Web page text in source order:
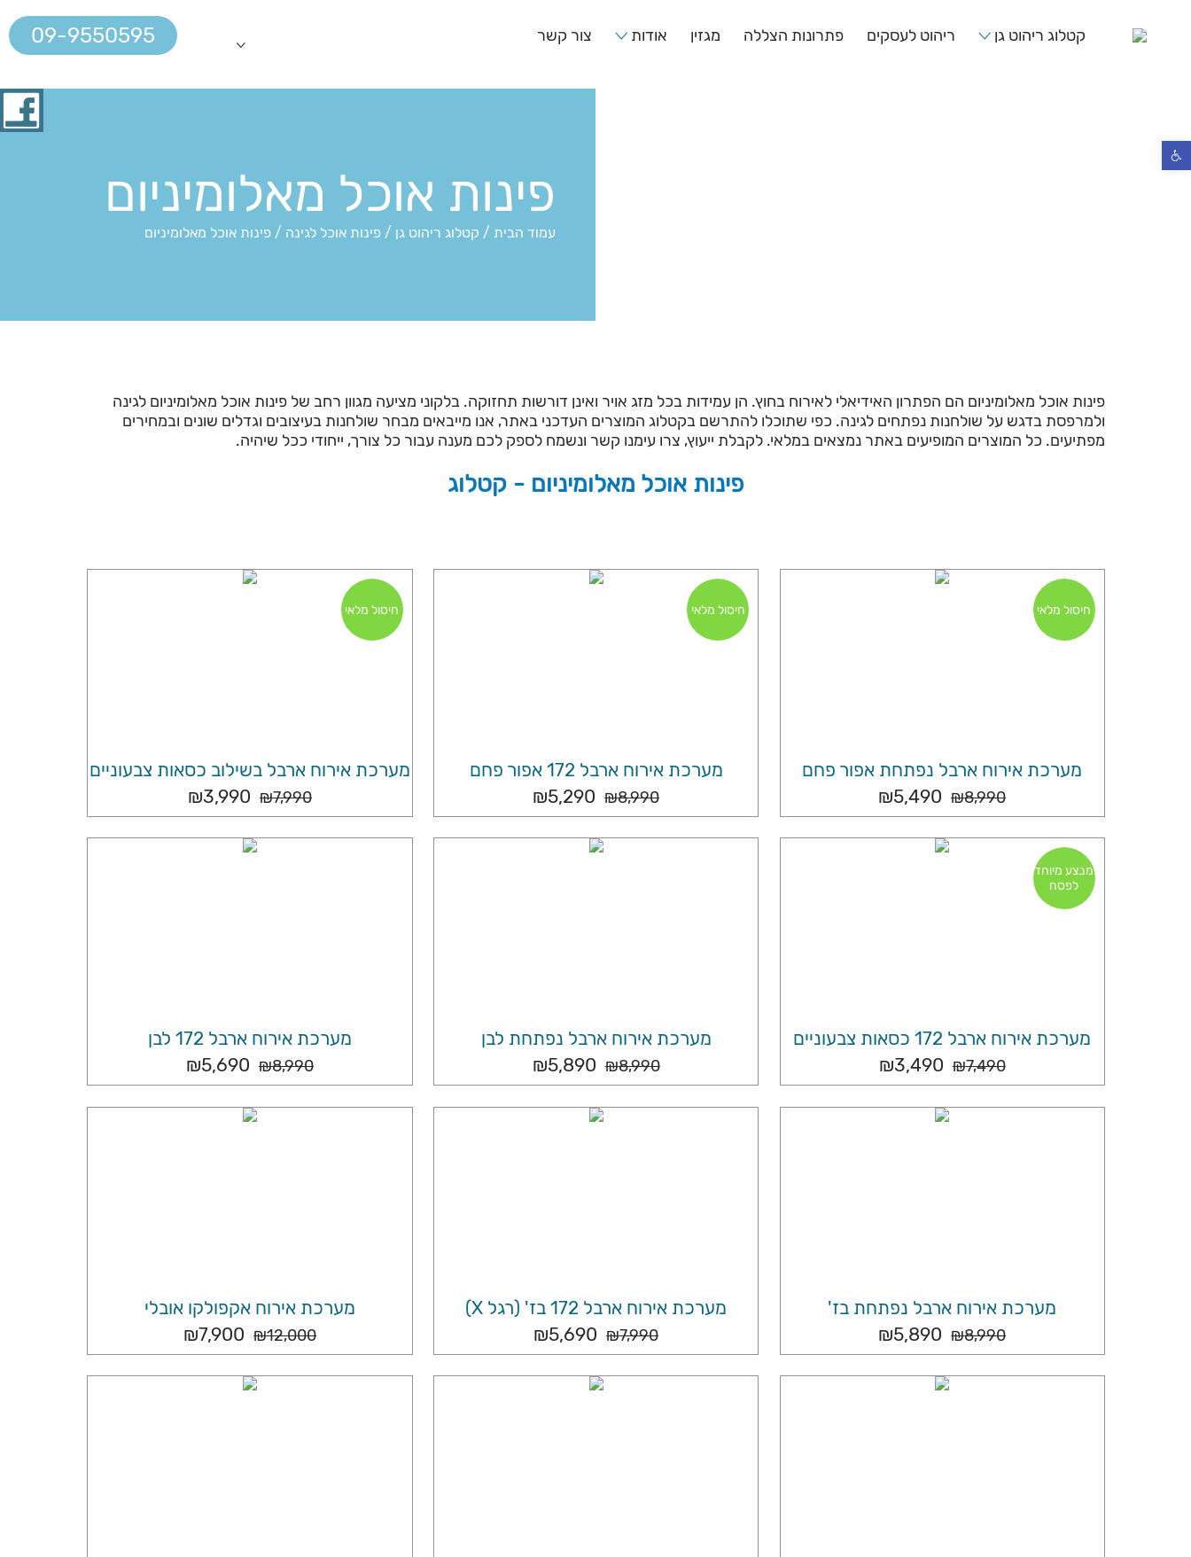
פתח סרגל נגישות
קטלוג ריהוט גן ריהוט לעסקים פתרונות הצללה מגזין אודות צור קשר 09-9550595
פינות אוכל מאלומיניום
עמוד הבית / קטלוג ריהוט גן / פינות אוכל לגינה / פינות אוכל מאלומיניום
פינות אוכל מאלומיניום הם הפתרון האידיאלי לאירוח בחוץ. הן עמידות בכל מזג אויר ואינן דורשות תחזוקה. בלקוני מציעה מגוון רחב של פינות אוכל מאלומיניום לגינה
ולמרפסת בדגש על שולחנות נפתחים לגינה. כפי שתוכלו להתרשם בקטלוג המוצרים העדכני באתר, אנו מייבאים מבחר שולחנות בעיצובים וגדלים שונים ובמחירים
מפתיעים. כל המוצרים המופיעים באתר נמצאים במלאי. לקבלת ייעוץ, צרו עימנו קשר ונשמח לספק לכם מענה עבור כל צורך, ייחודי ככל שיהיה.
פינות אוכל מאלומיניום - קטלוג
מערכת אירוח ארבל נפתחת אפור פחם
₪8,990
₪5,490
חיסול מלאי
מערכת אירוח ארבל 172 אפור פחם
₪8,990
₪5,290
חיסול מלאי
מערכת אירוח ארבל בשילוב כסאות צבעוניים
₪7,990
₪3,990
חיסול מלאי
מערכת אירוח ארבל 172 כסאות צבעוניים
₪7,490
₪3,490
מבצע מיוחד
לפסח
מערכת אירוח ארבל נפתחת לבן
₪8,990
₪5,890
מערכת אירוח ארבל 172 לבן
₪8,990
₪5,690
מערכת אירוח ארבל נפתחת בז'
₪8,990
₪5,890
מערכת אירוח ארבל 172 בז' (רגל X)
₪7,990
₪5,690
מערכת אירוח אקפולקו אובלי
₪12,000
₪7,900